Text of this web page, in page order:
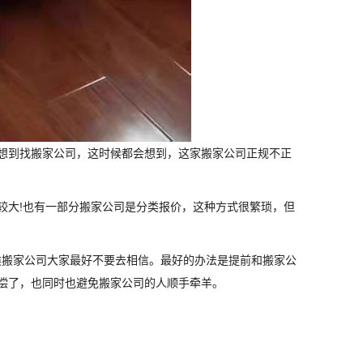
找搬家公司，这时候都会想到，这家搬家公司正规不正
!也有一部分搬家公司是分类报价，这种方式很繁琐，但
家公司大家最好不要去相信。最好的办法是提前和搬家公
，也同时也避免搬家公司的人顺手牵羊。